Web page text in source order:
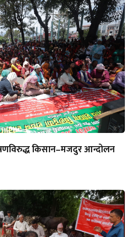
किसान–मजदुर आन्दोलन